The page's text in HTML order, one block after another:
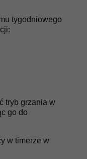
tygodniowego
tryb grzania w
go do
w timerze w